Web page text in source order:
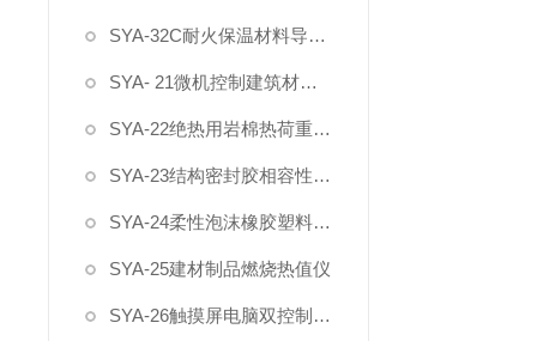
SYA-32C耐火保温材料导热系数测定仪
SYA- 21微机控制建筑材料不燃性试验炉
SYA-22绝热用岩棉热荷重测试仪
SYA-23结构密封胶相容性试验箱
SYA-24柔性泡沫橡胶塑料真空吸水率测定仪
SYA-25建材制品燃烧热值仪
SYA-26触摸屏电脑双控制建材烟密度测试仪